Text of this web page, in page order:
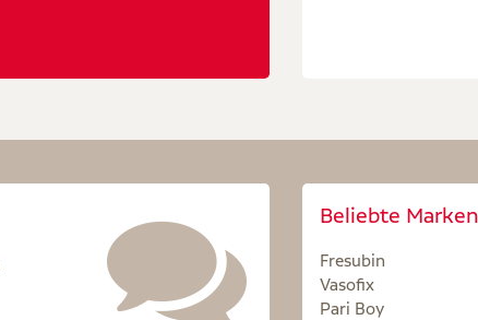
Beliebte Marken
Fresubin
Vasofix
Pari Boy